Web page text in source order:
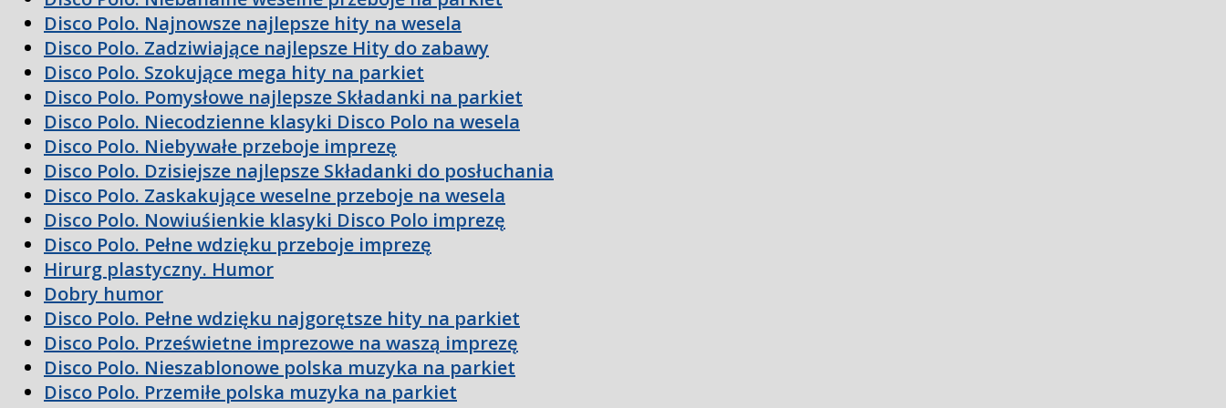
Disco Polo. Najnowsze najlepsze hity na wesela
Disco Polo. Zadziwiające najlepsze Hity do zabawy
Disco Polo. Szokujące mega hity na parkiet
Disco Polo. Pomysłowe najlepsze Składanki na parkiet
Disco Polo. Niecodzienne klasyki Disco Polo na wesela
Disco Polo. Niebywałe przeboje imprezę
Disco Polo. Dzisiejsze najlepsze Składanki do posłuchania
Disco Polo. Zaskakujące weselne przeboje na wesela
Disco Polo. Nowiuśienkie klasyki Disco Polo imprezę
Disco Polo. Pełne wdzięku przeboje imprezę
Hirurg plastyczny. Humor
Dobry humor
Disco Polo. Pełne wdzięku najgorętsze hity na parkiet
Disco Polo. Prześwietne imprezowe na waszą imprezę
Disco Polo. Nieszablonowe polska muzyka na parkiet
Disco Polo. Przemiłe polska muzyka na parkiet